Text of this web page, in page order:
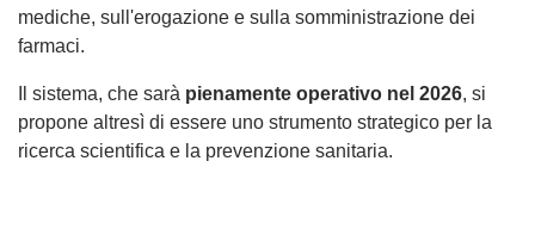
mediche, sull'erogazione e sulla somministrazione dei
farmaci.
Il sistema, che sarà pienamente operativo nel 2026, si
propone altresì di essere uno strumento strategico per la
ricerca scientifica e la prevenzione sanitaria.